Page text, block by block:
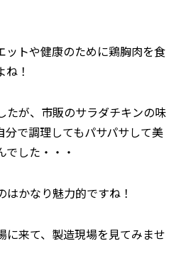
ットや健康のために鶏胸肉を食
！
たが、市販のサラダチキンの味
分で調理してもパサパサして美
した・・・
かなり魅力的ですね！
に来て、製造現場を見てみませ